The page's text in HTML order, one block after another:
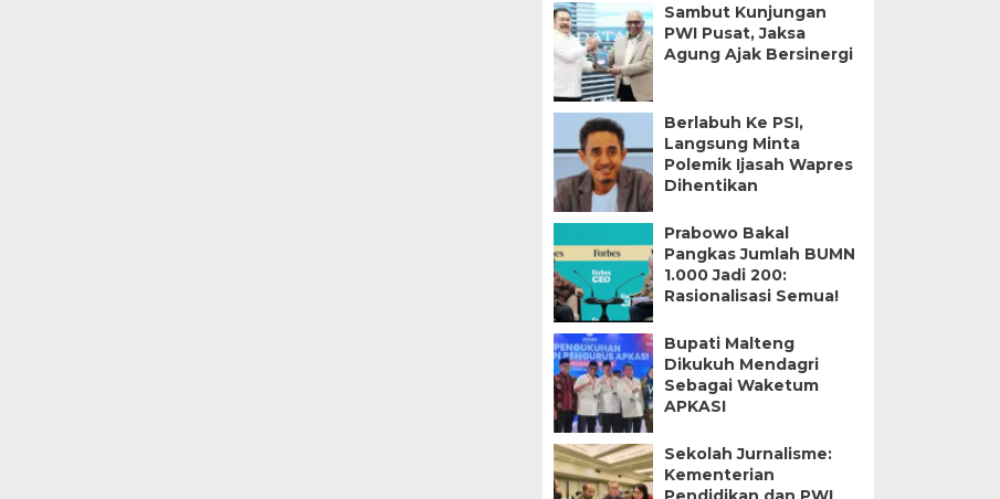
Sambut Kunjungan
PWI Pusat, Jaksa
Agung Ajak Bersinergi
Berlabuh Ke PSI,
Langsung Minta
Polemik Ijasah Wapres
Dihentikan
Prabowo Bakal
Pangkas Jumlah BUMN
1.000 Jadi 200:
Rasionalisasi Semua!
Bupati Malteng
Dikukuh Mendagri
Sebagai Waketum
APKASI
Sekolah Jurnalisme:
Kementerian